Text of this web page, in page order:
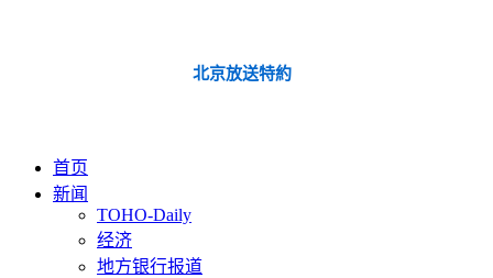
北京放送特約
首页
新闻
TOHO-Daily
经济
地方银行报道